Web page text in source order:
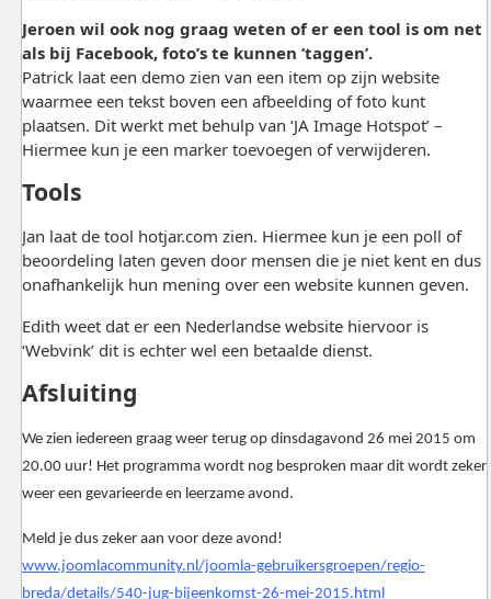
Jeroen wil ook nog graag weten of er een tool is om net
als bij Facebook, foto’s te kunnen ‘taggen’.
Patrick laat een demo zien van een item op zijn website
waarmee een tekst boven een afbeelding of foto kunt
plaatsen. Dit werkt met behulp van ‘JA Image Hotspot’ –
Hiermee kun je een marker toevoegen of verwijderen.
Tools
Jan laat de tool hotjar.com zien. Hiermee kun je een poll of
beoordeling laten geven door mensen die je niet kent en dus
onafhankelijk hun mening over een website kunnen geven.
Edith weet dat er een Nederlandse website hiervoor is
‘Webvink’ dit is echter wel een betaalde dienst.
Afsluiting
We zien iedereen graag weer terug op dinsdagavond 26 mei 2015 om
20.00 uur! Het programma wordt nog besproken maar dit wordt zeker
weer een gevarieerde en leerzame avond.
Meld je dus zeker aan voor deze avond!
www.joomlacommunity.nl/joomla-gebruikersgroepen/regio-
breda/details/540-jug-bijeenkomst-26-mei-2015.html